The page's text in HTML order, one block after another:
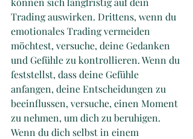
Trading auswirken. Drittens, wenn du
emotionales Trading vermeiden
möchtest, versuche, deine Gedanken
und Gefühle zu kontrollieren. Wenn du
feststellst, dass deine Gefühle
anfangen, deine Entscheidungen zu
beeinflussen, versuche, einen Moment
zu nehmen, um dich zu beruhigen.
Wenn du dich selbst in einem